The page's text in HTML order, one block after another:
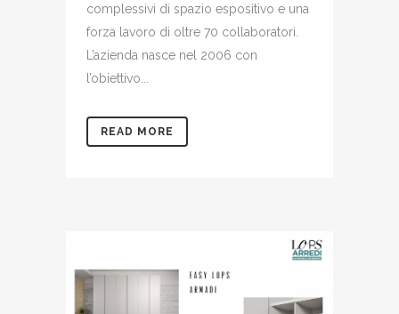
complessivi di spazio espositivo e una
forza lavoro di oltre 70 collaboratori.
L’azienda nasce nel 2006 con
l’obiettivo...
READ MORE